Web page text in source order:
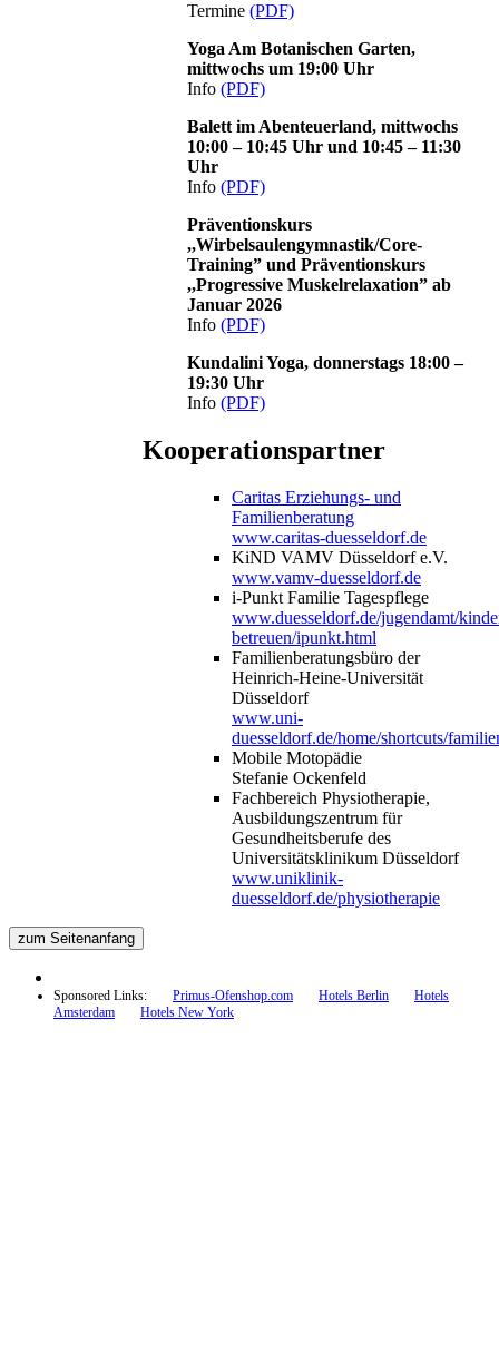
Termine (PDF)
Yoga Am Botanischen Garten,
mittwochs um 19:00 Uhr
Info (PDF)
Balett im Abenteuerland, mittwochs
10:00 – 10:45 Uhr und 10:45 – 11:30
Uhr
Info (PDF)
Präventionskurs
,,Wirbelsaulengymnastik/Core-
Training” und Präventionskurs
,,Progressive Muskelrelaxation” ab
Januar 2026
Info (PDF)
Kundalini Yoga, donnerstags 18:00 –
19:30 Uhr
Info (PDF)
Kooperationspartner
Caritas Erziehungs- und
Familienberatung
www.caritas-duesseldorf.de
KiND VAMV Düsseldorf e.V.
www.vamv-duesseldorf.de
i-Punkt Familie Tagespflege
www.duesseldorf.de/jugendamt/
betreuen/ipunkt.html
Familienberatungsbüro der
Heinrich-Heine-Universität
Düsseldorf
www.uni-
duesseldorf.de/home/shortcuts/
Mobile Motopädie
Stefanie Ockenfeld
Fachbereich Physiotherapie,
Ausbildungszentrum für
Gesundheitsberufe des
Universitätsklinikum Düsseldorf
www.uniklinik-
duesseldorf.de/physiotherapie
zum Seitenanfang
Sponsored Links: Primus-Ofenshop.com Hotels Berlin
Hotels
Amsterdam
Hotels New York